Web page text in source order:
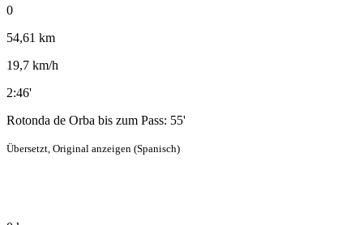
0
54,61 km
19,7 km/h
2:46'
Rotonda de Orba bis zum Pass: 55'
Übersetzt, Original anzeigen (Spanisch)